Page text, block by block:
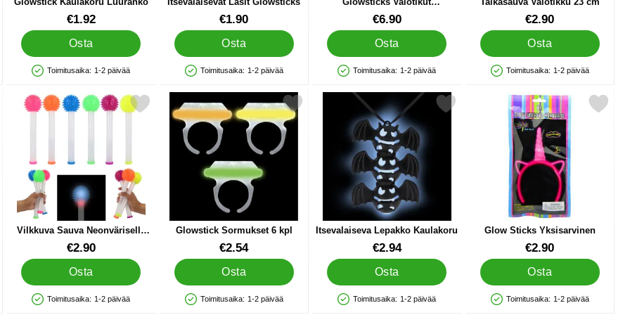
Tuote.nro 44762€1.92
Osta
Saatavuus: Varastossa
Toimitusaika: 1-2 päivää
Tuote.nro 42176€1.90
Osta
Saatavuus: Varastossa
Toimitusaika: 1-2 päivää
Värisekoitus 10 kpl
Tuote.nro 89074€6.90
Osta
Saatavuus: Varastossa
Toimitusaika: 1-2 päivää
Tuote.nro 91632€2.90
Osta
Saatavuus: Varastossa
Toimitusaika: 1-2 päivää
suosikiksi
Vilkkuva Sauva Neonvärisellä
Piikkipallolla 23 cm
Tuote.nro 91686€2.90
Osta
Saatavuus: Varastossa
Toimitusaika: 1-2 päivää
vilkkuva Sauva Neonvärisellä Piikkipallolla 23 cm suosikiksi
Glowstick Sormukset 6 kpl
Tuote.nro 44760€2.54
Osta
Saatavuus: Varastossa
Toimitusaika: 1-2 päivää
Merkitse glowstick Sormukset 6 kpl suosikiksi
Itsevalaiseva Lepakko Kaulakoru
Tuote.nro 85091€2.94
Osta
Saatavuus: Varastossa
Toimitusaika: 1-2 päivää
Merkitse itsevalaiseva Lepakko Kaulakoru suosikiksi
Glow Sticks Yksisarvinen
Tuote.nro 25524€2.90
Osta
Saatavuus: Varastossa
Toimitusaika: 1-2 päivää
Merkitse glow Sticks